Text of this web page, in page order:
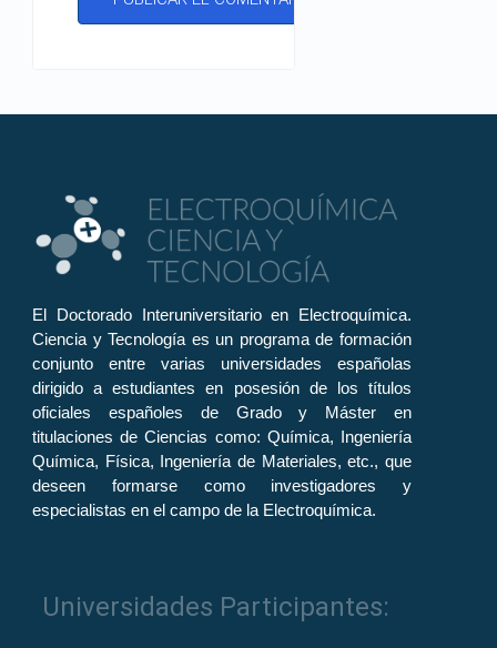
El Doctorado Interuniversitario en Electroquímica.
Ciencia y Tecnología es un programa de formación
conjunto entre varias universidades españolas
dirigido a estudiantes en posesión de los títulos
oficiales españoles de Grado y Máster en
titulaciones de Ciencias como: Química, Ingeniería
Química, Física, Ingeniería de Materiales, etc., que
deseen formarse como investigadores y
especialistas en el campo de la Electroquímica.
Universidades Participantes: